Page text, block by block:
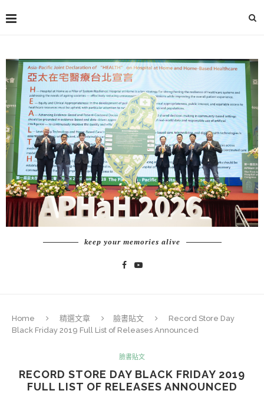
keep your memories alive
Home 精選文章 臉書貼文
Record Store Day
Black Friday 2019 Full List of Releases Announced
臉書貼文
RECORD STORE DAY BLACK FRIDAY 2019
FULL LIST OF RELEASES ANNOUNCED